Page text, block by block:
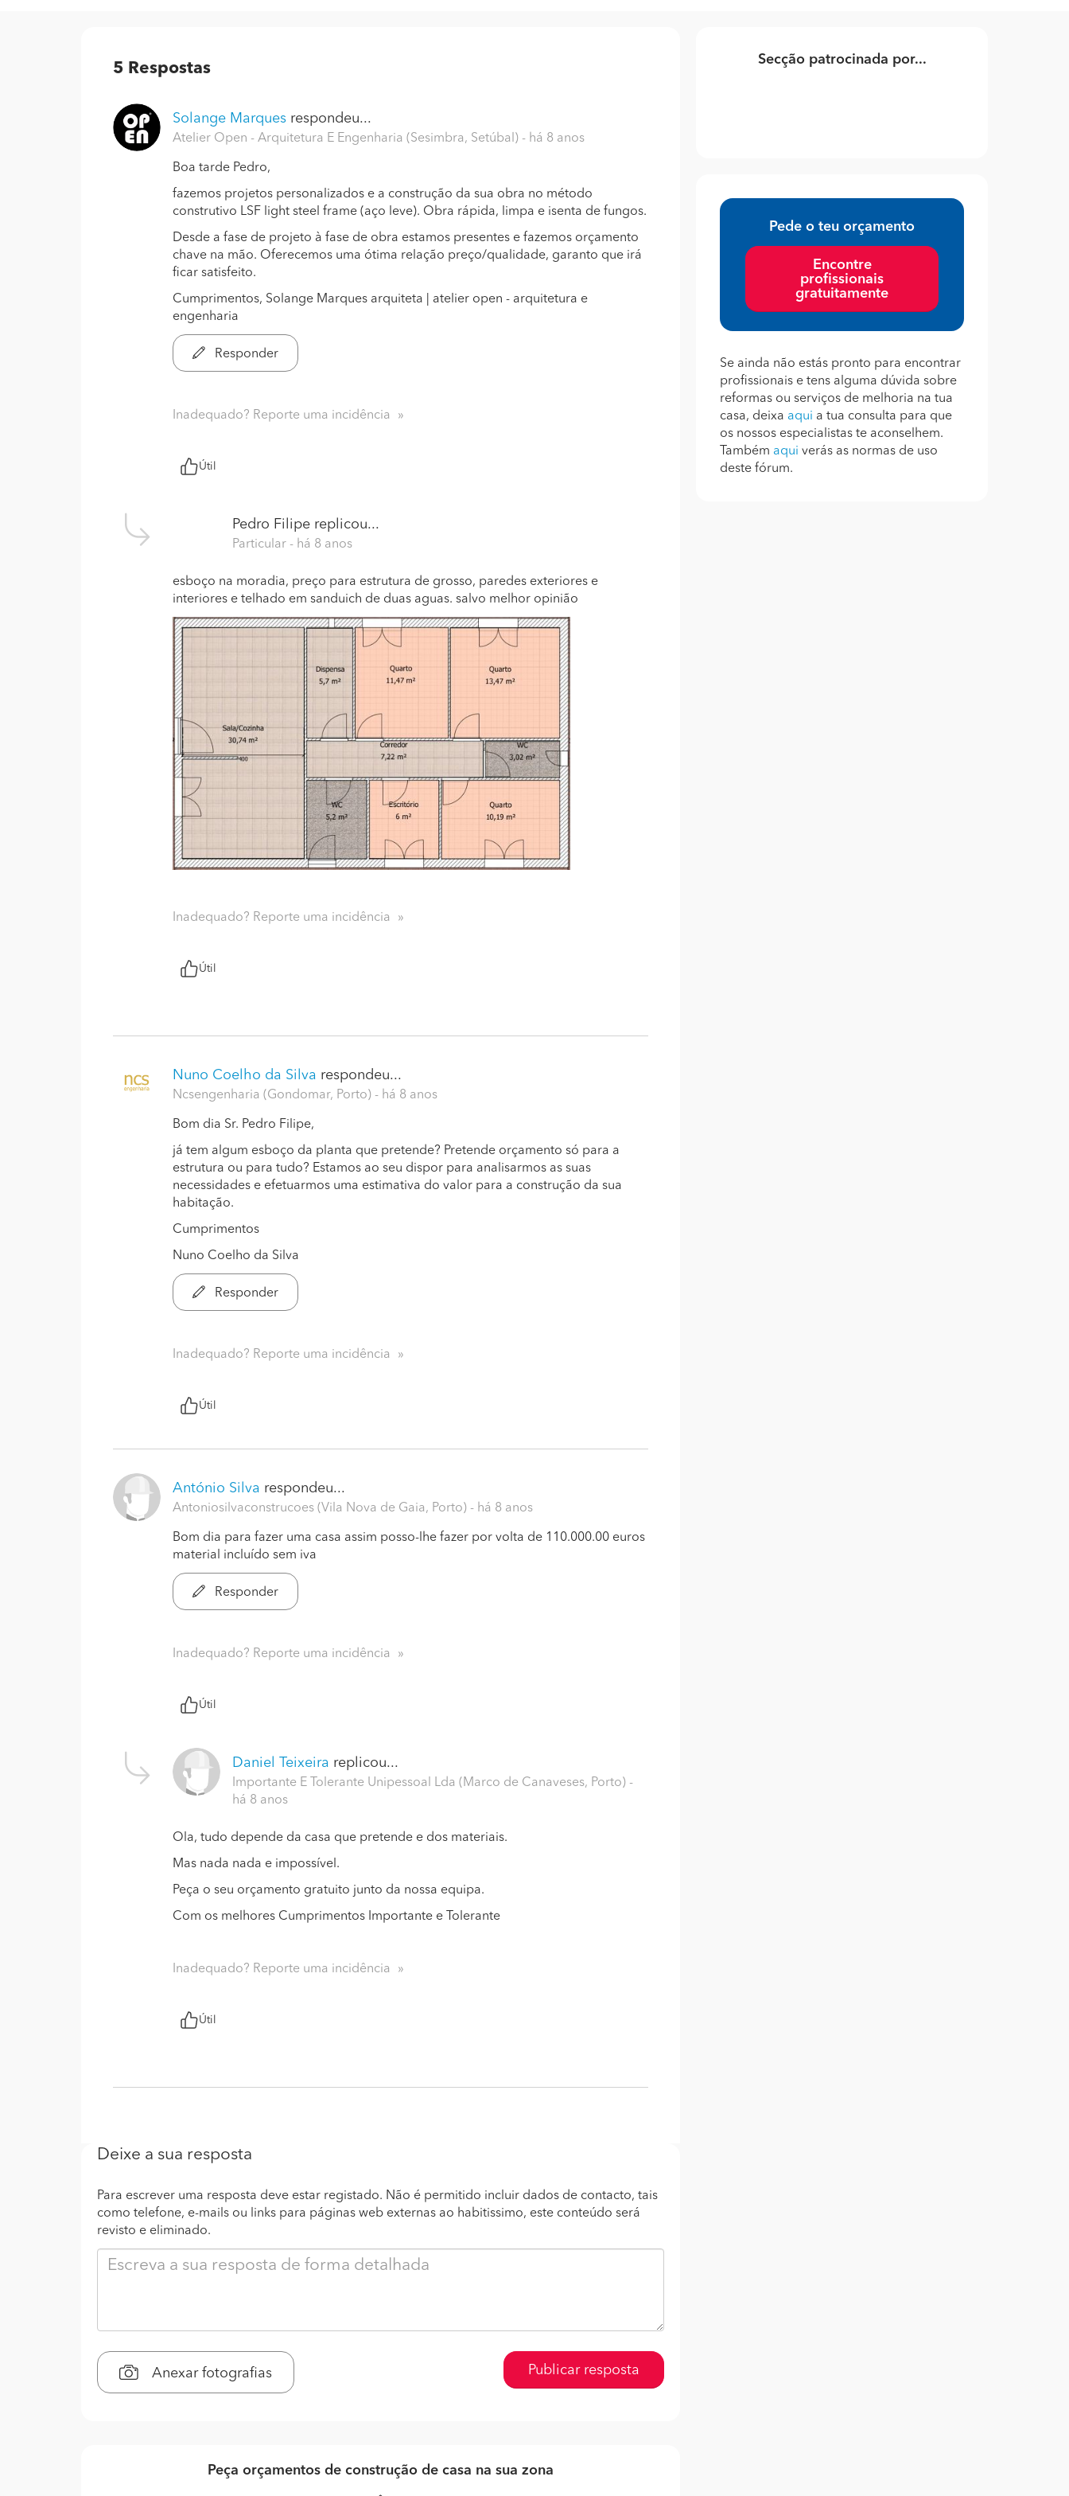
5 Respostas
Solange Marques respondeu...
Atelier Open - Arquitetura E Engenharia (Sesimbra, Setúbal) - há 8 anos
Boa tarde Pedro,
fazemos projetos personalizados e a construção da sua obra no método
construtivo LSF light steel frame (aço leve). Obra rápida, limpa e isenta de fungos.
Desde a fase de projeto à fase de obra estamos presentes e fazemos orçamento
chave na mão. Oferecemos uma ótima relação preço/qualidade, garanto que irá
ficar satisfeito.
Cumprimentos, Solange Marques arquiteta | atelier open - arquitetura e
engenharia
Responder
Inadequado? Reporte uma incidência
Útil
Pedro Filipe replicou...
Particular - há 8 anos
esboço na moradia, preço para estrutura de grosso, paredes exteriores e
interiores e telhado em sanduich de duas aguas. salvo melhor opinião
Inadequado? Reporte uma incidência
Útil
Nuno Coelho da Silva respondeu...
Ncsengenharia (Gondomar, Porto) - há 8 anos
Bom dia Sr. Pedro Filipe,
já tem algum esboço da planta que pretende? Pretende orçamento só para a
estrutura ou para tudo? Estamos ao seu dispor para analisarmos as suas
necessidades e efetuarmos uma estimativa do valor para a construção da sua
habitação.
Cumprimentos
Nuno Coelho da Silva
Responder
Inadequado? Reporte uma incidência
Útil
António Silva respondeu...
Antoniosilvaconstrucoes (Vila Nova de Gaia, Porto) - há 8 anos
Bom dia para fazer uma casa assim posso-lhe fazer por volta de 110.000.00 euros
material incluído sem iva
Responder
Inadequado? Reporte uma incidência
Útil
Daniel Teixeira replicou...
Importante E Tolerante Unipessoal Lda (Marco de Canaveses, Porto) -
há 8 anos
Ola, tudo depende da casa que pretende e dos materiais.
Mas nada nada e impossível.
Peça o seu orçamento gratuito junto da nossa equipa.
Com os melhores Cumprimentos Importante e Tolerante
Inadequado? Reporte uma incidência
Útil
Deixe a sua resposta
Para escrever uma resposta deve estar registado. Não é permitido incluir dados de contacto, tais
como telefone, e-mails ou links para páginas web externas ao habitissimo, este conteúdo será
revisto e eliminado.
Anexar fotografias Publicar resposta
Peça orçamentos de construção de casa na sua zona
Secção patrocinada por...
Pede o teu orçamento
Encontre
profissionais
gratuitamente
Se ainda não estás pronto para encontrar
profissionais e tens alguma dúvida sobre
reformas ou serviços de melhoria na tua
casa, deixa aqui a tua consulta para que
os nossos especialistas te aconselhem.
Também aqui verás as normas de uso
deste fórum.